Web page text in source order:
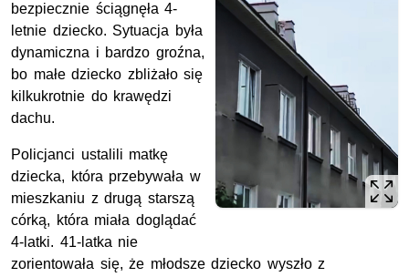
bezpiecznie ściągnęła 4-
letnie dziecko. Sytuacja była
dynamiczna i bardzo groźna,
bo małe dziecko zbliżało się
kilkukrotnie do krawędzi
dachu.
Policjanci ustalili matkę
dziecka, która przebywała w
mieszkaniu z drugą starszą
córką, która miała doglądać
4-latki. 41-latka nie
zorientowała się, że młodsze dziecko wyszło z